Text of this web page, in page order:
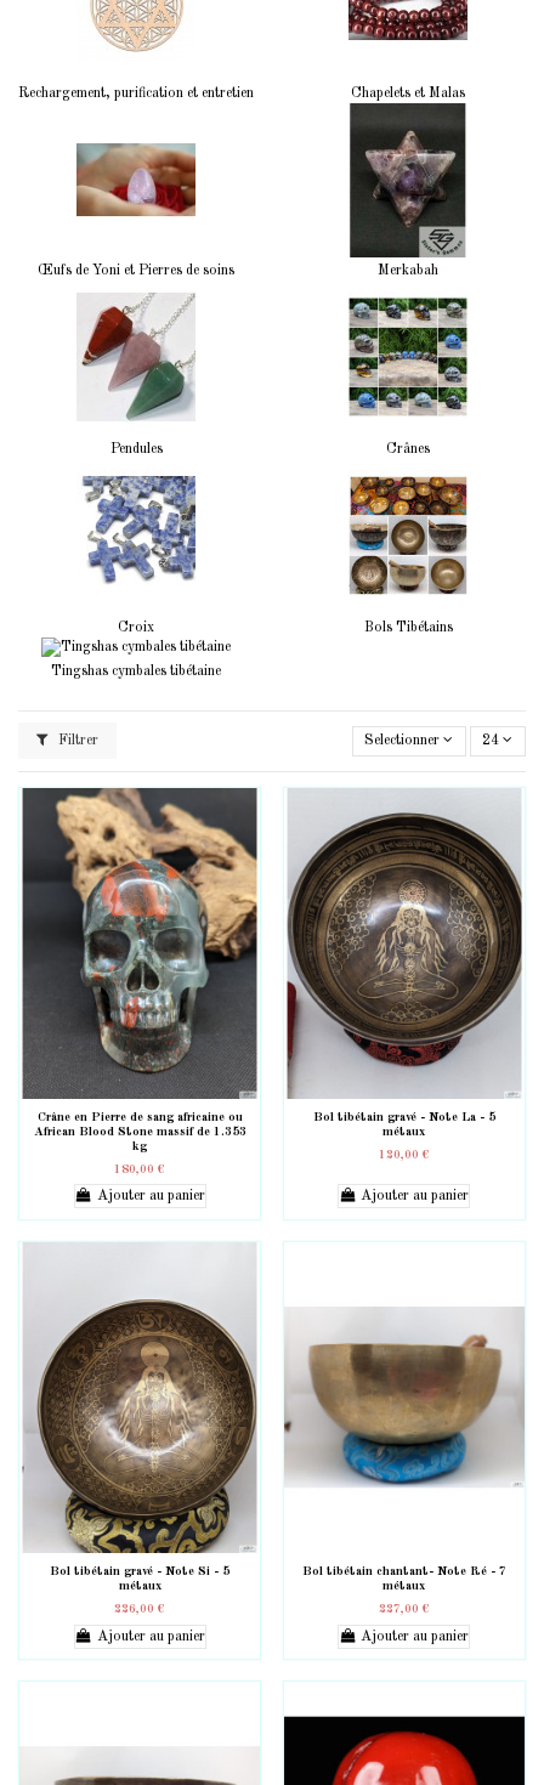
Rechargement, purification et entretien Chapelets et Malas
Œufs de Yoni et Pierres de soins Merkabah
Pendules Crânes
Croix Bols Tibétains
Tingshas cymbales tibétaine
Filtrer Selectionner 24
Crâne en Pierre de sang africaine ou
African Blood Stone massif de 1.353
kg
180,00 €
Ajouter au panier
Bol tibétain gravé - Note La - 5
métaux
120,00 €
Ajouter au panier
Bol tibétain gravé - Note Si - 5
métaux
226,00 €
Ajouter au panier
Bol tibétain chantant- Note Ré - 7
métaux
227,00 €
Ajouter au panier